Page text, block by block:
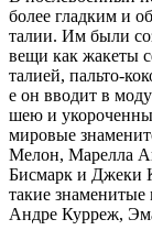
более гладким и
талии. Им были
вещи как жакеты
талией, пальто-
е он вводит в
шею и
мировые
Мелон, Марелла
Бисмарк и Джеки
такие
Андре Курреж,